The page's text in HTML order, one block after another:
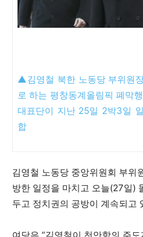
▲김영철 북한 노동당 부위원
로 하는 평창동계올림픽 폐막
대표단이 지난 25일 2박3일
합
김영철 노동당 중앙위원회 부위
방한 일정을 마치고 오늘(27일)
두고 정치권의 공방이 계속되고